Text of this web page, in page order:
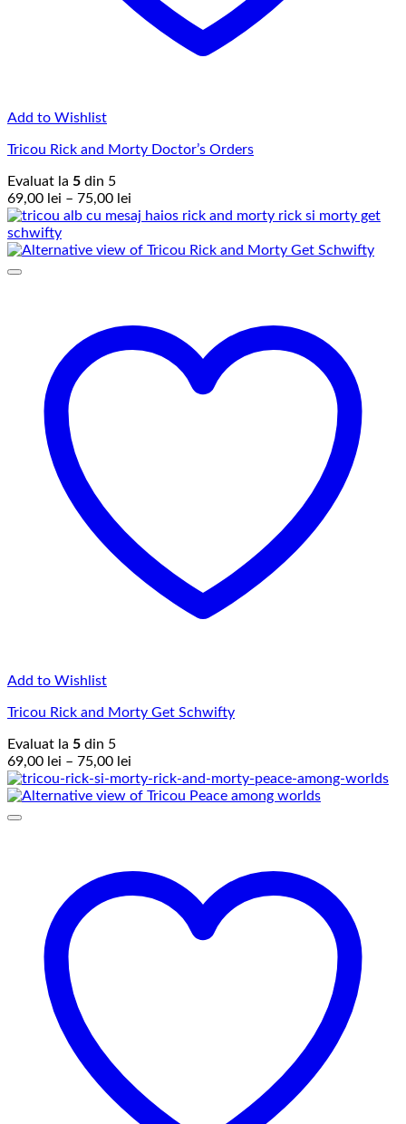
Add to Wishlist
Tricou Rick and Morty Doctor’s Orders
Evaluat la 5 din 5
69,00 lei – 75,00 lei
de
69,00 lei
Add to Wishlist
Tricou Rick and Morty Get Schwifty
Evaluat la 5 din 5
69,00 lei – 75,00 lei
de
prețuri: